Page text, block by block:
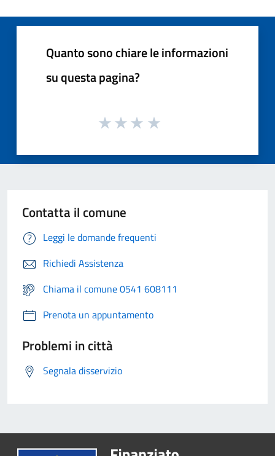
Quanto sono chiare le informazioni
su questa pagina?
Contatta il comune
Leggi le domande frequenti
Richiedi Assistenza
Chiama il comune 0541 608111
Prenota un appuntamento
Problemi in città
Segnala disservizio